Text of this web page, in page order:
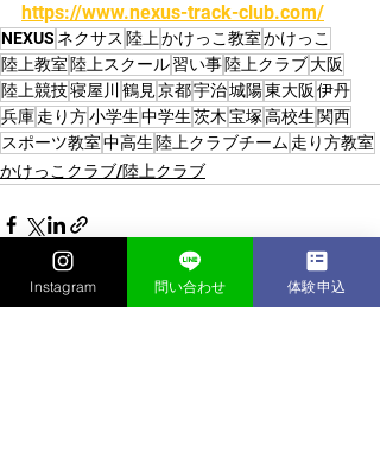
https://www.nexus-track-club.com/
NEXUS ネクサス 陸上かけっこ教室かけっこ
陸上教室 陸上スクール習い事陸上クラブ大阪
陸上競技寝屋川 鶴見京都宇治城陽東大阪 伊丹
兵庫走り方小学生中学生茨木宝塚高校生 関西
スポーツ教室中高生 陸上クラブチーム 走り方教室
かけっこクラブ/陸上クラブ
Instagram 問い合わせ 体験申込